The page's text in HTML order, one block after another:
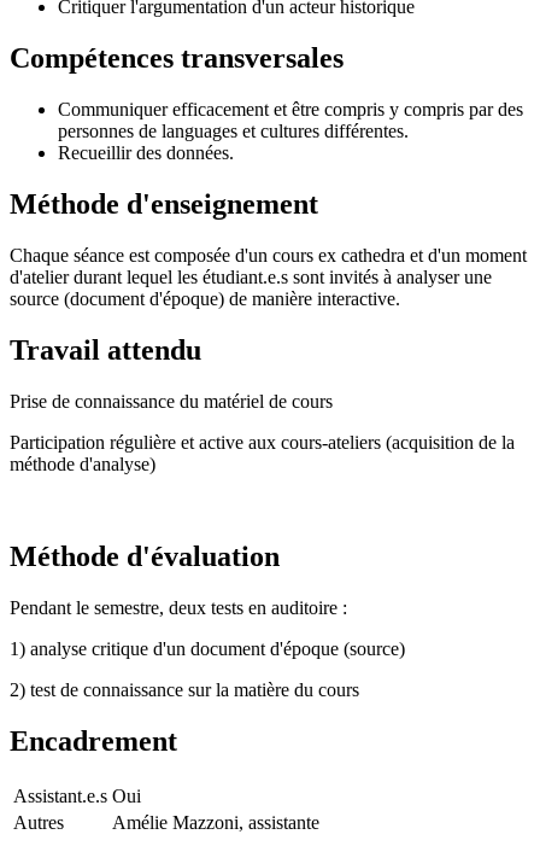
Critiquer l'argumentation d'un acteur historique
Compétences transversales
Communiquer efficacement et être compris y compris par des
personnes de languages et cultures différentes.
Recueillir des données.
Méthode d'enseignement
Chaque séance est composée d'un cours ex cathedra et d'un moment
d'atelier durant lequel les étudiant.e.s sont invités à analyser une
source (document d'époque) de manière interactive.
Travail attendu
Prise de connaissance du matériel de cours
Participation régulière et active aux cours-ateliers (acquisition de la
méthode d'analyse)
Méthode d'évaluation
Pendant le semestre, deux tests en auditoire :
1) analyse critique d'un document d'époque (source)
2) test de connaissance sur la matière du cours
Encadrement
Assistant.e.s Oui
Autres
Amélie Mazzoni, assistante